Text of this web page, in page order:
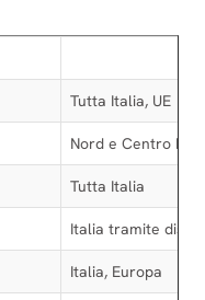
Tutta Italia, UE
Nord e Centro
Tutta Italia
Italia tramite
Italia, Europa